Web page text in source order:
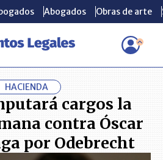
Abogados Obras de arte
Fiscalía imputará cargos la próxima
Abogados Obras de arte
HACIENDA
cargos la
contra Óscar
por Odebrecht